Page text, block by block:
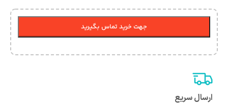
جهت خرید تماس بگیرید
ارسال سریع